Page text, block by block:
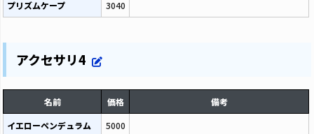
プリズムケープ
3040
アクセサリ4
名前 価格
備考
イエローペンデュラム
5000